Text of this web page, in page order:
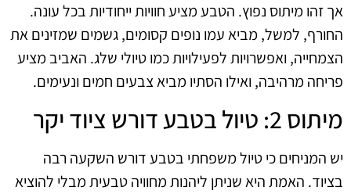
אך זהו מיתוס נפוץ. הטבע מציע חוויות ייחודיות בכל עונה.
החורף, למשל, מביא עמו נופים קסומים, גשמים שמזינים את
הצמחייה, ואפשרויות לפעילויות כמו טיולי שלג. האביב מציע
פריחה מרהיבה, ואילו הסתיו מביא צבעים חמים ונעימים.
מיתוס 2: טיול בטבע דורש ציוד יקר
יש המניחים כי טיול משפחתי בטבע דורש השקעה רבה
בציוד. האמת היא שניתן ליהנות מחוויה טבעית מבלי להוציא